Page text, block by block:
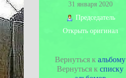
31 января 2020
Председатель
Открыть оригинал
Вернуться кальбому
Вернуться ксписку